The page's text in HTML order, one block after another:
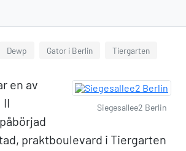
Dewp Gator i Berlin Tiergarten
Siegesallee2 Berlin
en av
II
praktboulevard i Tiergarten